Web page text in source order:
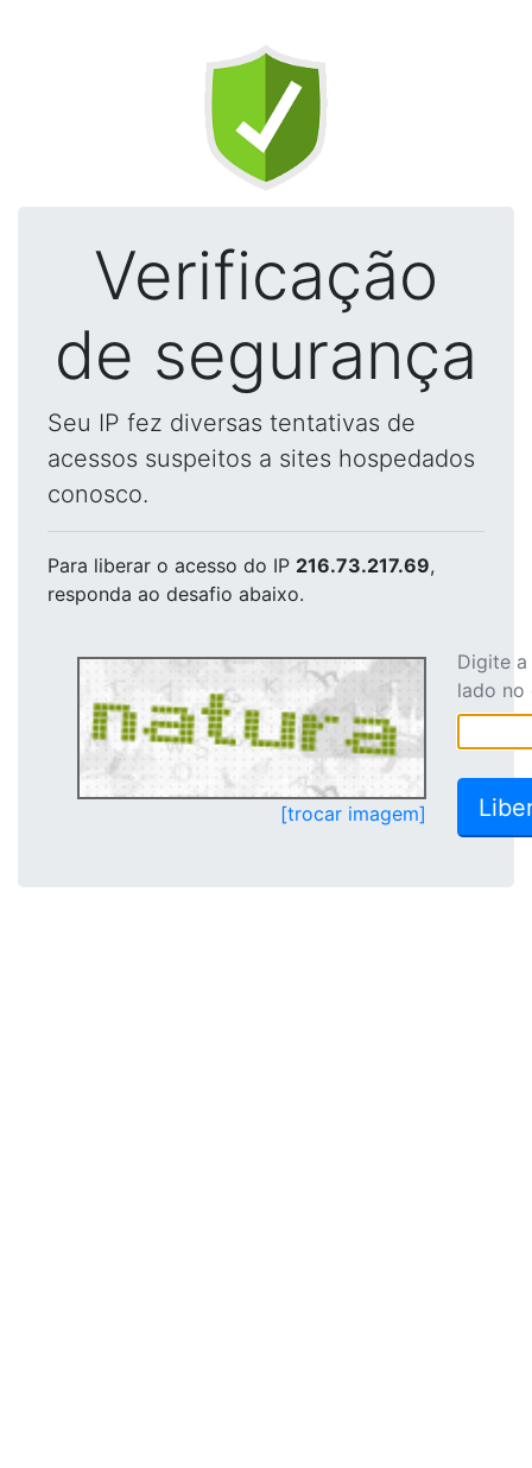
Verificação
de segurança
Seu IP fez diversas tentativas de
acessos suspeitos a sites hospedados
conosco.
Para liberar o acesso do IP 216.73.217.69,
responda ao desafio abaixo.
[trocar imagem]
Digite
lado no